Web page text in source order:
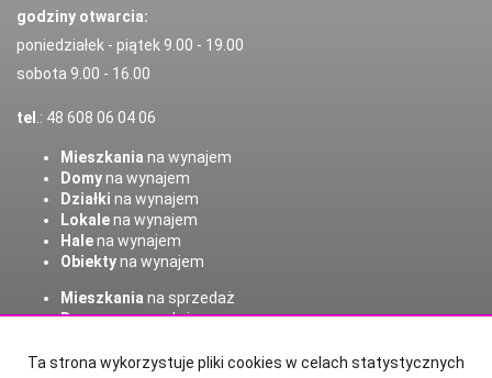
godziny otwarcia:
poniedziałek - piątek 9.00 - 19.00
sobota 9.00 - 16.00
tel .: 48 608 06 04 06
Mieszkania na wynajem
Domyna wynajem
Działki na wynajem
Lokalena wynajem
Halena wynajem
Obiektyna wynajem
Mieszkania na sprzedaż
Domyna sprzedaż
Lokalena sprzedaż
Ta strona wykorzystuje pliki cookies w celach statystycznych